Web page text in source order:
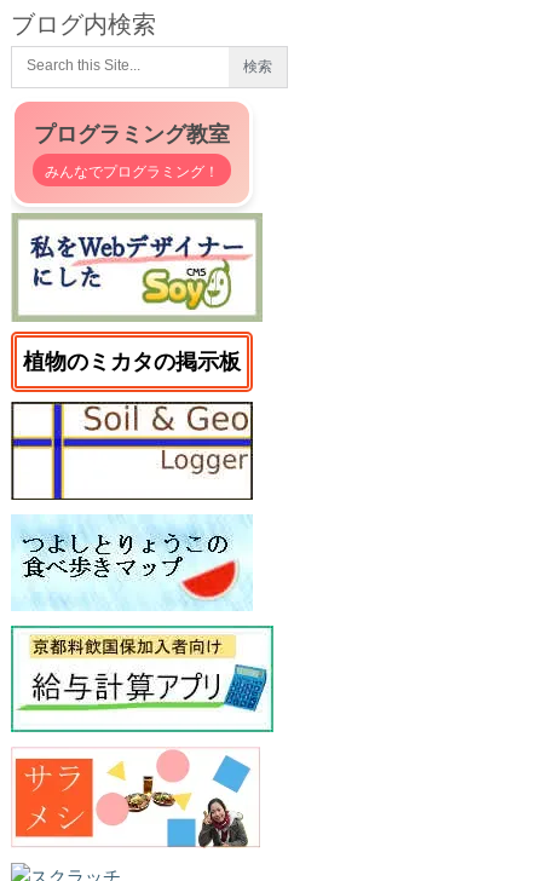
ブログ内検索
プログラミング教室
みんなでプログラミング！
植物のミカタの掲示板